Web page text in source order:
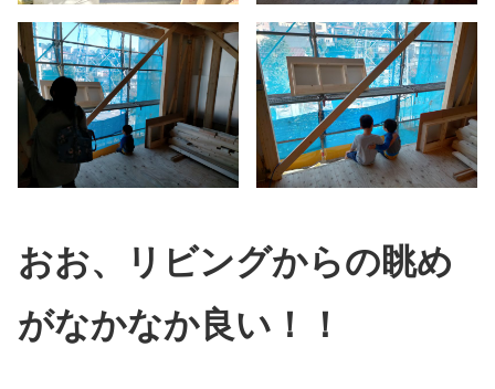
おお、リビングからの眺め
がなかなか良い！！